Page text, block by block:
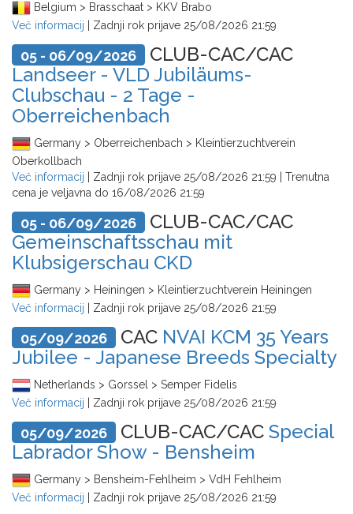
Belgium > Brasschaat > KKV Brabo
Več informacij
| Zadnji rok prijave 25/08/2026 21:59
05 - 06/09/2026 CLUB-CAC/CAC
Landseer - VLD Jubiläums-
Clubschau - 2 Tage -
Oberreichenbach
Germany > Oberreichenbach > Kleintierzuchtverein
Oberkollbach
Več informacij
| Zadnji rok prijave 25/08/2026 21:59
| Trenutna
cena je veljavna do 16/08/2026 21:59
05 - 06/09/2026 CLUB-CAC/CAC
Gemeinschaftsschau mit
Klubsigerschau CKD
Germany > Heiningen > Kleintierzuchtverein Heiningen
Več informacij
| Zadnji rok prijave 25/08/2026 21:59
05/09/2026 CAC NVAI KCM 35 Years
Jubilee - Japanese Breeds Specialty
Netherlands > Gorssel > Semper Fidelis
Več informacij
| Zadnji rok prijave 25/08/2026 21:59
05/09/2026 CLUB-CAC/CAC Special
Labrador Show - Bensheim
Germany > Bensheim-Fehlheim > VdH Fehlheim
Več informacij
| Zadnji rok prijave 25/08/2026 21:59